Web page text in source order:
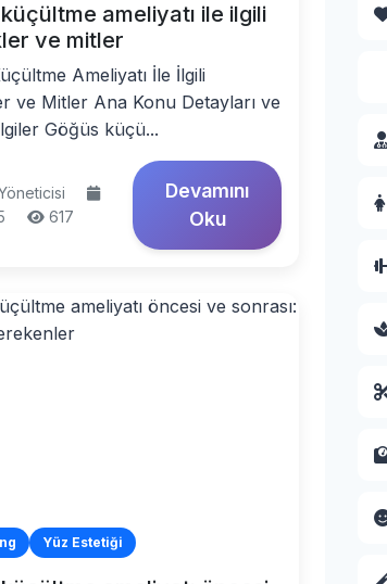
ameliyatı ile ilgili
ve mitler
Ameliyatı İle İlgili
ve Mitler Ana Konu Detayları ve
Göğüs küçü...
617
Devamını
Oku
Yüz Estetiği